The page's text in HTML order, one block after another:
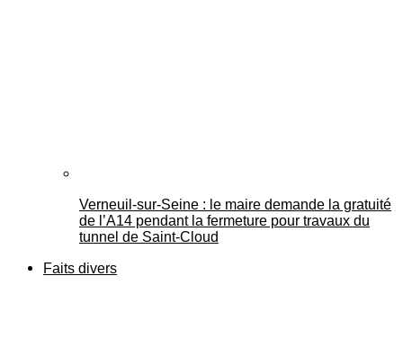
Verneuil-sur-Seine : le maire demande la gratuité
de l’A14 pendant la fermeture pour travaux du
tunnel de Saint-Cloud
Faits divers